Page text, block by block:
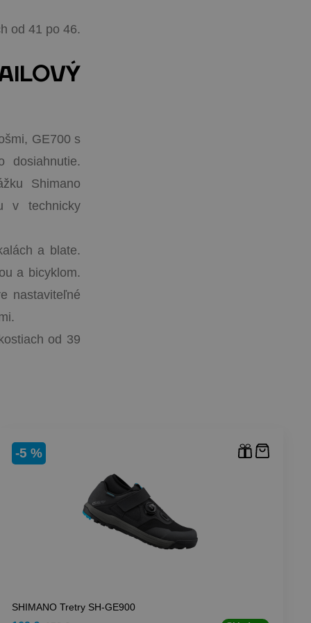
od 41 po 46.
GE700 s
dosiahnutie.
Shimano
v technicky
a blate.
a bicyklom.
nastaviteľné
od 39
SHIMANO Tretry SH-GE900
-5 %